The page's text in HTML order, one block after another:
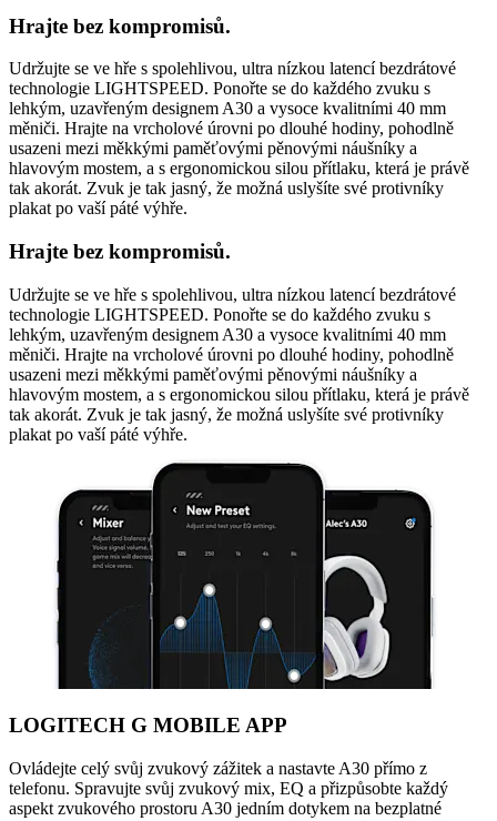
Hrajte bez kompromisů.
Udržujte se ve hře s spolehlivou, ultra nízkou latencí bezdrátové
technologie LIGHTSPEED. Ponořte se do každého zvuku s
lehkým, uzavřeným designem A30 a vysoce kvalitními 40 mm
měniči. Hrajte na vrcholové úrovni po dlouhé hodiny, pohodlně
usazeni mezi měkkými paměťovými pěnovými náušníky a
hlavovým mostem, a s ergonomickou silou přítlaku, která je právě
tak akorát. Zvuk je tak jasný, že možná uslyšíte své protivníky
plakat po vaší páté výhře.
Hrajte bez kompromisů.
Udržujte se ve hře s spolehlivou, ultra nízkou latencí bezdrátové
technologie LIGHTSPEED. Ponořte se do každého zvuku s
lehkým, uzavřeným designem A30 a vysoce kvalitními 40 mm
měniči. Hrajte na vrcholové úrovni po dlouhé hodiny, pohodlně
usazeni mezi měkkými paměťovými pěnovými náušníky a
hlavovým mostem, a s ergonomickou silou přítlaku, která je právě
tak akorát. Zvuk je tak jasný, že možná uslyšíte své protivníky
plakat po vaší páté výhře.
LOGITECH G MOBILE APP
Ovládejte celý svůj zvukový zážitek a nastavte A30 přímo z
telefonu. Spravujte svůj zvukový mix, EQ a přizpůsobte každý
aspekt zvukového prostoru A30 jedním dotykem na bezplatné